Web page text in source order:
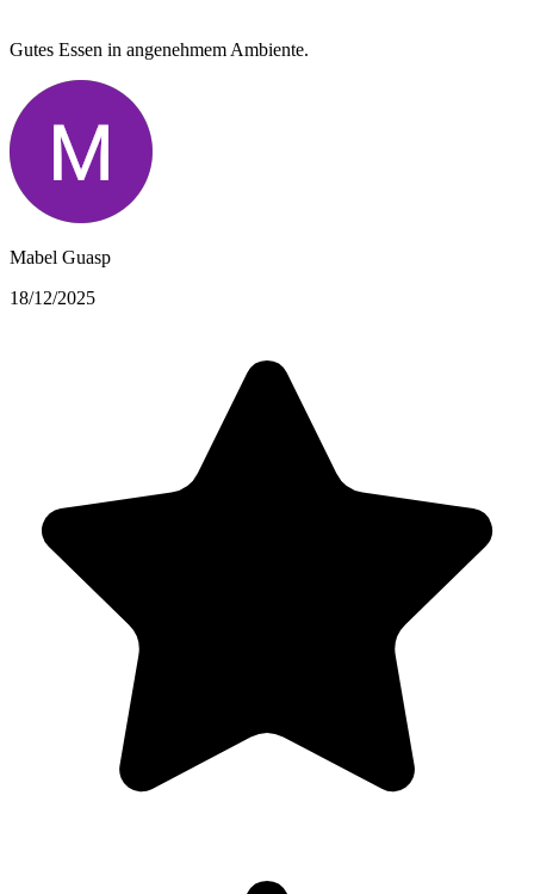
Gutes Essen in angenehmem Ambiente.
Mabel Guasp
18/12/2025